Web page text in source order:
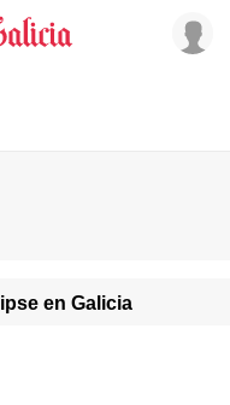
en Galicia